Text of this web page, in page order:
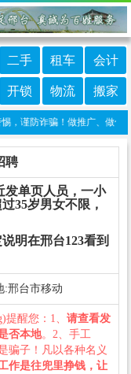
二手 租车 会计
开锁 物流 搬家
谨防诈骗！做推广、做信息
聘
发单页人员，一小
35岁男女不限，
明在邢台123看到
:邢台市移动
提醒您：1、 请查看发
否本地。2、手工
骗子！凡以各种名义
作是往兜里挣钱，让